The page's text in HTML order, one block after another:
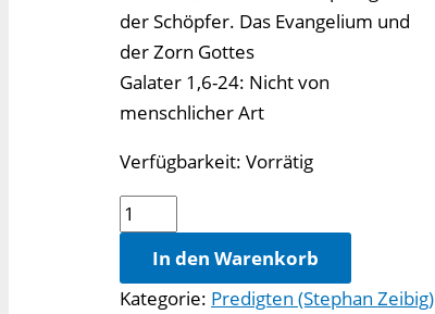
der Schöpfer. Das Evangelium und
der Zorn Gottes
Galater 1,6-24: Nicht von
menschlicher Art
Verfügbarkeit: Vorrätig
Grundlegendes
von
Paulus
(1)
In den Warenkorb
Kategorie: Predigten (Stephan Zeibig)